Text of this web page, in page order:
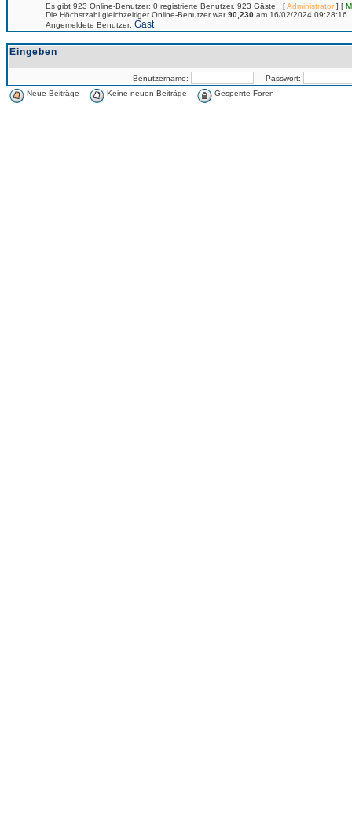
Es gibt 923 Online-Benutzer: 0 registrierte Benutzer, 923 Gäste [Administrator] [
Die Höchstzahl gleichzeitiger Online-Benutzer war90,230 am 16/02/2024 09:28:16
Angemeldete Benutzer: Gast
Eingeben
Benutzername:
Passwort:
Neue Beiträge
Keine neuen Beiträge Gesperrte Foren